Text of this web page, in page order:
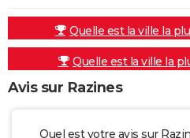
Quelle est la ville la
Quelle est la ville la
Avis sur Razines
Quel est votre avis sur